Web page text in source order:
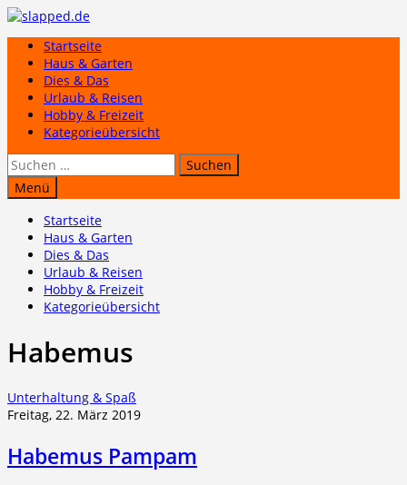
Zum
springenStartseite
Haus & Garten
Dies & Das
Urlaub & Reisen
Hobby & Freizeit
Kategorieübersicht
Suchen
nach:
Menü
Startseite
Haus & Garten
Dies & Das
Urlaub & Reisen
Hobby & Freizeit
Kategorieübersicht
Habemus
Unterhaltung & Spaß
Freitag, 22. März 2019
Habemus Pampam